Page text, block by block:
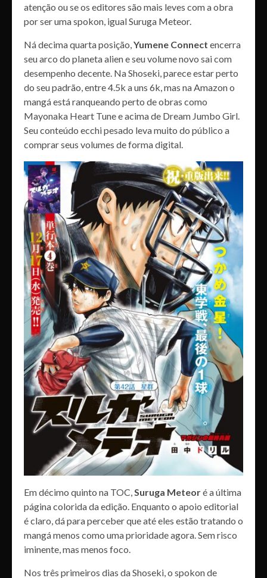
atenção ou se os editores são mais leves com a obra
por ser uma spokon, igual Suruga Meteor.
Ná decima quarta posição, Yumene Connect encerra
seu arco do planeta alien e seu volume novo sai com
desempenho decente. Na Shoseki, parece estar perto
do seu padrão, entre 4.5k a uns 6k, mas na Amazon o
mangá está ranqueando perto de obras como
Mayonaka Heart Tune e acima de Dream Jumbo Girl.
Seu conteúdo ecchi pesado leva muito do público a
comprar seus volumes de forma digital.
Em décimo quinto na TOC, Suruga Meteoré a última
página colorida da edição. Enquanto o apoio editorial
é claro, dá para perceber que até eles estão tratando o
mangá menos como uma prioridade agora. Sem risco
iminente, mas menos foco.
Nos três primeiros dias da Shoseki, o spokon de